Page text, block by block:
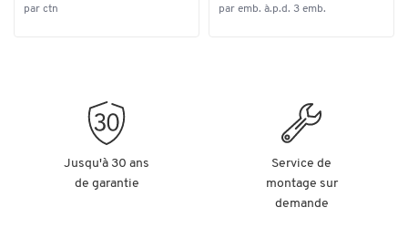
par ctn par emb. à.p.d. 3 emb.
Jusqu'à 30 ans
de garantie
Service de
montage sur
demande